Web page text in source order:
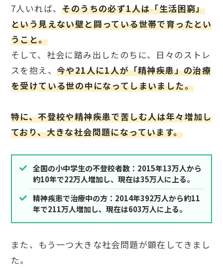
7人いれば、そのうちの必ず1人は「生活困窮」
という見えない壁と闘っている世帯で育ったとい
うこと。
そして、社会に踏み出したのちに、日々のストレ
スを抱え、 今や21人に1人が「精神疾患」の治療
を受けている世の中になってしまいました。
特に、不登校や精神疾患で苦しむ人は年々増加し
ており、大きな社会問題になっています。
全国の小中学生の不登校者数：2015年13万人から
約10年で22万人増加し、現在は35万人に上る。
精神疾患で治療中の方：2014年392万人から約11
年で211万人増加し、現在は603万人に上る。
また、もう一つ大きな社会問題が顕在してきまし
た。